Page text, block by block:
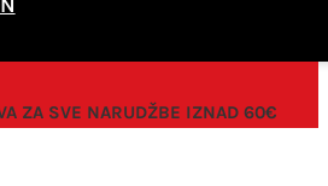
ZA SVE NARUDŽBE IZNAD 60€